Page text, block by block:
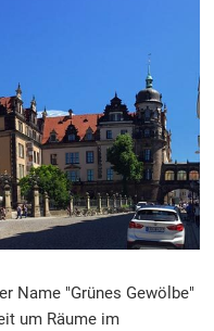
Name "Grünes Gewölbe"
um Räume im